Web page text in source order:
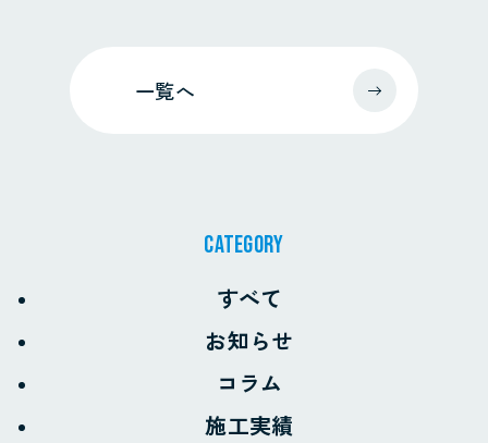
一覧へ
CATEGORY
すべて
お知らせ
コラム
施工実績